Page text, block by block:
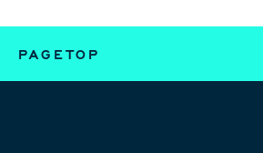
PAGETOP